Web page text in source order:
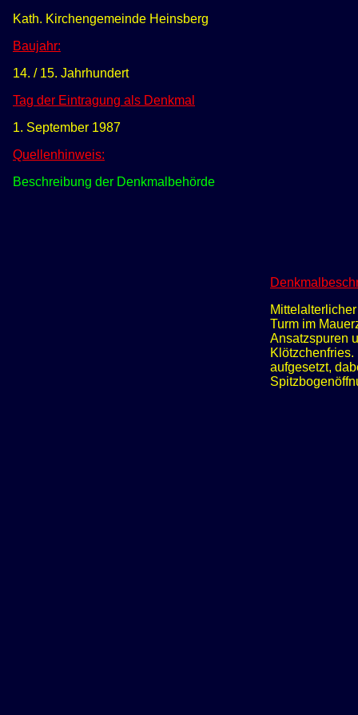
Kath. Kirchengemeinde Heinsberg
Baujahr:
14. / 15. Jahrhundert
Tag der Eintragung als Denkmal
1. September 1987
Quellenhinweis:
Beschreibung der Denkmalbehörde
Turm im
Ansatzspuren
aufgesetzt,